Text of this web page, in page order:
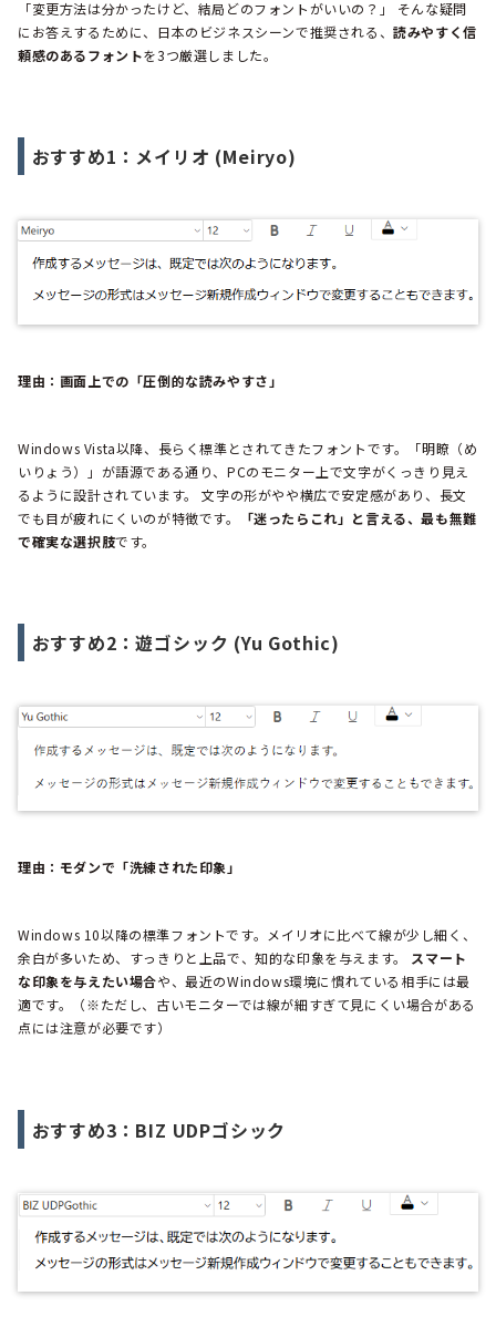
「変更方法は分かったけど、結局どのフォントがいいの？」 そんな疑問
にお答えするために、日本のビジネスシーンで推奨される、読みやすく信
頼感のあるフォントを3つ厳選しました。
おすすめ1：メイリオ (Meiryo)
理由：画面上での「圧倒的な読みやすさ」
Windows Vista以降、長らく標準とされてきたフォントです。「明瞭（め
いりょう）」が語源である通り、PCのモニター上で文字がくっきり見え
るように設計されています。 文字の形がやや横広で安定感があり、長文
でも目が疲れにくいのが特徴です。
「迷ったらこれ」と言える、最も無難
で確実な選択肢です。
おすすめ2：遊ゴシック (Yu Gothic)
理由：モダンで「洗練された印象」
Windows 10以降の標準フォントです。メイリオに比べて線が少し細く、
余白が多いため、すっきりと上品で、知的な印象を与えます。 スマート
な印象を与えたい場合や、最近のWindows環境に慣れている相手には最
適です。（※ただし、古いモニターでは線が細すぎて見にくい場合がある
点には注意が必要です）
おすすめ3：BIZ UDPゴシック